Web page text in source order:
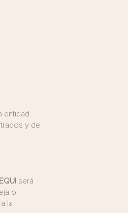
y de
será
o
la